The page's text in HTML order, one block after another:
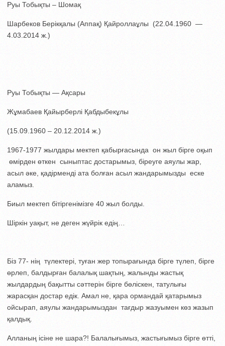
Руы Тобықты – Шомақ
Шарбеков Берікқалы (Аппақ) Қайроллаұлы (22.04.1960 —
4.03.2014 ж.)
Руы Тобықты — Ақсары
Жұмабаев Қайырберлі Қабдыбекұлы
(15.09.1960 – 20.12.2014 ж.)
1967-1977 жылдары мектеп қабырғасында он жыл бірге оқып
өмірден өткен сыныптас достарымыз, біреуге аяулы жар,
асыл әке, қадірменді ата болған асыл жандарымызды еске
аламыз.
Биыл мектеп бітіргенімізге 40 жыл болды.
Шіркін уақыт, не деген жүйрік едің…
Біз 77- нің түлектері, туған жер топырағында бірге түлеп, бірге
өрлеп, балдырған балалық шақтың, жалынды жастық
жылдардың бақытты сәттерін бірге бөліскен, татулығы
жарасқан достар едік. Амал не, қара ормандай қатарымыз
ойсырап, аяулы жандарымыздан тағдыр жазуымен көз жазып
қалдық.
Алланың ісіне не шара?! Балалығымыз, жастығымыз бірге өтті,